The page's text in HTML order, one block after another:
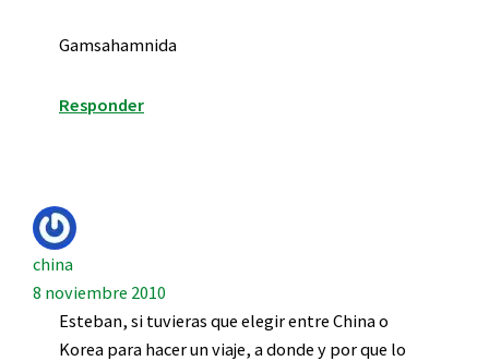
Gamsahamnida
Responder
china
8 noviembre 2010
Esteban, si tuvieras que elegir entre China o
Korea para hacer un viaje, a donde y por que lo